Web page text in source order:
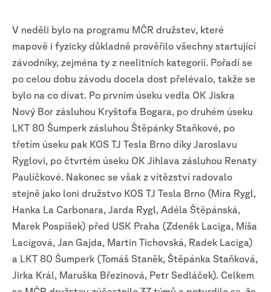
V neděli bylo na programu MČR družstev, které
mapově i fyzicky důkladně prověřilo všechny startující
závodníky, zejména ty z neelitních kategorií. Pořadí se
po celou dobu závodu docela dost přelévalo, takže se
bylo na co dívat. Po prvním úseku vedla OK Jiskra
Nový Bor zásluhou Kryštofa Bogara, po druhém úseku
LKT 80 Šumperk zásluhou Štěpánky Staňkové, po
třetím úseku pak KOS TJ Tesla Brno díky Jaroslavu
Ryglovi, po čtvrtém úseku OK Jihlava zásluhou Renaty
Paulíčkové. Nakonec se však z vítězství radovalo
stejně jako loni družstvo KOS TJ Tesla Brno (Míra Rygl,
Hanka La Carbonara, Jarda Rygl, Adéla Štěpánská,
Marek Pospíšek) před USK Praha (Zdeněk Laciga, Míša
Lacigová, Jan Gajda, Martin Tichovská, Radek Laciga)
a LKT 80 Šumperk (Tomáš Staněk, Štěpánka Staňková,
Jirka Král, Maruška Březinová, Petr Sedláček). Celkem